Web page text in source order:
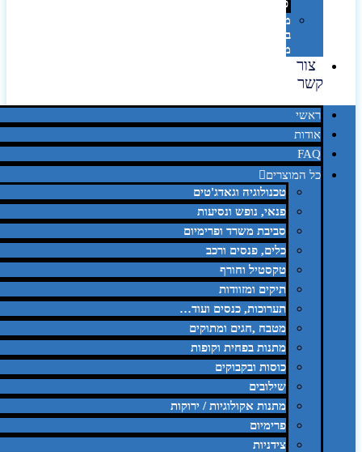
פנטון?
מיתוג
באמצעות
מדבקות
צור
קשר
ראשי
אודות
FAQ
כל המוצרים
טכנולוגיה וגאדג'טים
פנאי, נופש ונסיעות
סביבת משרד ופרימיום
כלים, פנסים ורכב
טקסטיל וחורף
תיקים ומזוודות
תערוכות, כנסים ועוד…
מטבח ,חגים ומתוקים
מתנות בפחית וקופות
כוסות ובקבוקים
שילובים
מתנות אקולוגיות / ירוקות
פרימיום
צידניות